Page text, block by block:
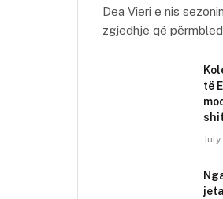
Dea Vieri e nis
zgjedhje që
të